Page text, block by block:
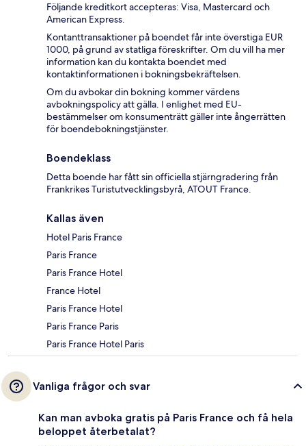
Följande kreditkort accepteras: Visa, Mastercard och
American Express.
Kontanttransaktioner på boendet får inte överstiga EUR
1000, på grund av statliga föreskrifter. Om du vill ha mer
information kan du kontakta boendet med
kontaktinformationen i bokningsbekräftelsen.
Om du avbokar din bokning kommer värdens
avbokningspolicy att gälla. I enlighet med EU-
bestämmelser om konsumenträtt gäller inte ångerrätten
för boendebokningstjänster.
Boendeklass
Detta boende har fått sin officiella stjärngradering från
Frankrikes Turistutvecklingsbyrå, ATOUT France.
Kallas även
Hotel Paris France
Paris France
Paris France Hotel
France Hotel
Paris France Hotel
Paris France Paris
Paris France Hotel Paris
Vanliga frågor och svar
Kan man avboka gratis på Paris France och få hela
beloppet återbetalat?